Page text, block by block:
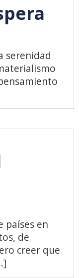
serenidad
países en
de
creer que